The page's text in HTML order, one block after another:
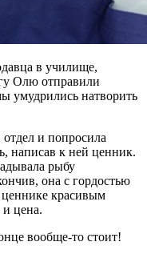
в училище,
Олю отправили
умудрились натворить
и попросила
написав к ней ценник.
рыбу
она с гордостью
красивым
и цена.
вообще-то стоит!